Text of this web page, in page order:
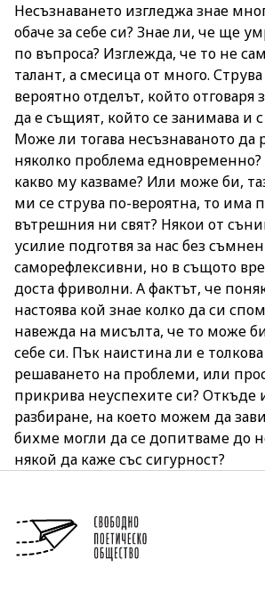
Несъзнаването изгледжа знае
обаче за себе си? Знае ли, че ще
по въпроса? Изглежда, че то не
талант, а смесица от много.
вероятно отделът, който отговаря
да е същият, който се занимава и
Може ли тогава несъзнаваното да
няколко проблема едновременно?
какво му казваме? Или може би,
ми се струва по-вероятна, то има
вътрешния ни свят? Някои от
усилие подготвя за нас без
саморефлексивни, но в същото
доста фриволни. А фактът, че
настоява кой знае колко да си
навежда на мисълта, че то може
себе си. Пък наистина ли е
решаването на проблеми, или
прикрива неуспехите си? Откъде
разбиране, на което можем да
бихме могли да се допитваме до
някой да каже със сигурност?